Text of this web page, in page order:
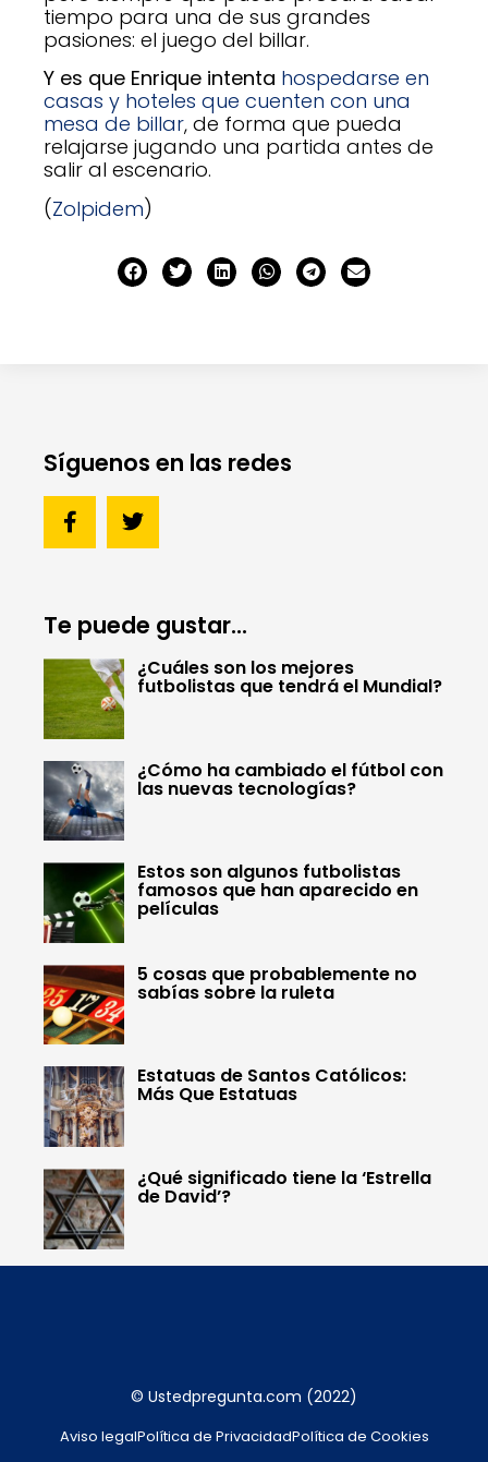
tiempo para una de sus grandes
pasiones: el juego del billar.
Y es que Enrique intenta hospedarse en
casas y hoteles que cuenten con una
mesa de billar, de forma que pueda
relajarse jugando una partida antes de
salir al escenario.
(Zolpidem)
Síguenos en las redes
Te puede gustar...
¿Cuáles son los mejores
futbolistas que tendrá el Mundial?
¿Cómo ha cambiado el fútbol con
las nuevas tecnologías?
Estos son algunos futbolistas
famosos que han aparecido en
películas
5 cosas que probablemente no
sabías sobre la ruleta
Estatuas de Santos Católicos:
Más Que Estatuas
¿Qué significado tiene la ‘Estrella
de David’?
© Ustedpregunta.com (2022)
Aviso legalPolítica de PrivacidadPolítica de Cookies